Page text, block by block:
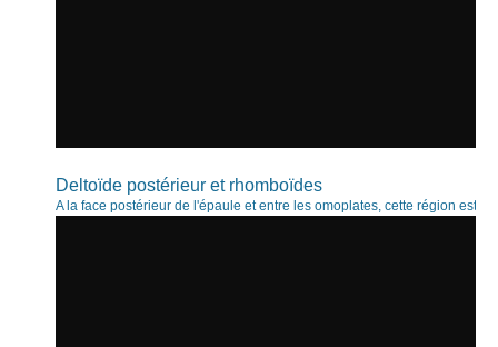
Deltoïde postérieur et rhomboïdes
A la face postérieur de l'épaule et entre les omoplates, cette région est